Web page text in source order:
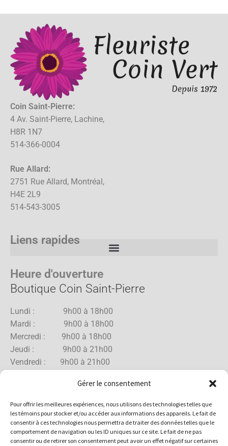
Gérer le consentement
Pour offrir les meilleures expériences, nous utilisons des technologies telles que
les témoins pour stocker et/ou accéder aux informations des appareils. Le fait de
consentir à ces technologies nous permettra de traiter des données telles que le
comportement de navigation ou les ID uniques sur ce site. Le fait de ne pas
consentir ou de retirer son consentement peut avoir un effet négatif sur certaines
Coin Saint-Pierre:
4 Av. Saint-Pierre, Lachine,
H8R 1N7
514-366-0004
Rue Allard:
2751 Rue Allard, Montréal,
H4E 2L9
514-543-3005
Liens rapides
Heure d'ouverture
Boutique Coin Saint-Pierre
Lundi : 9h00 à 18h00
Mardi : 9h00 à 18h00
Mercredi : 9h00 à 18h00
Jeudi : 9h00 à 21h00
Vendredi : 9h00 à 21h00
Dimanche : 10h00 à 17h00
Boutique Rue Allard